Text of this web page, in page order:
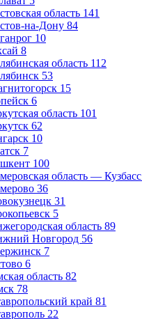
область 141
на-Дону 84
10
8
область 112
53
15
6
область 101
62
10
7
100
область — Кузбасс
36
31
5
область 89
Новгород 56
7
6
область 82
78
край 81
22